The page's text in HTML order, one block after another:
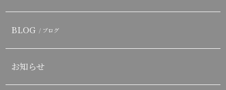
BLOG / ブログ
お知らせ